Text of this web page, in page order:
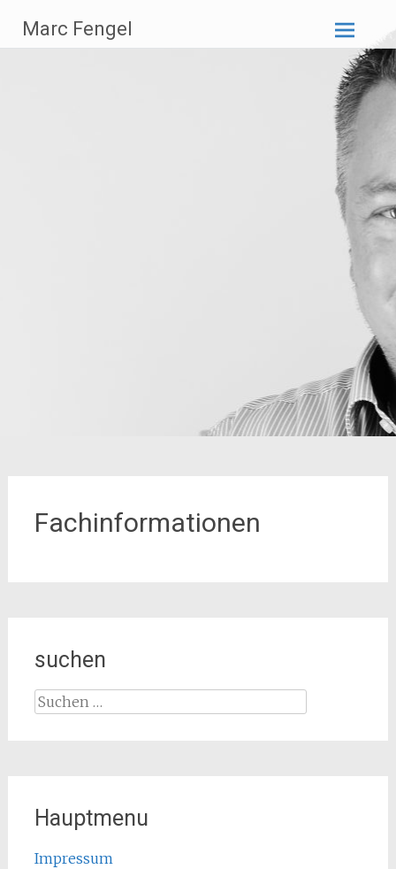
Inhalt
springen
Marc Fengel
Fachinformationen
suchen
Suchen
Hauptmenu
Impressum